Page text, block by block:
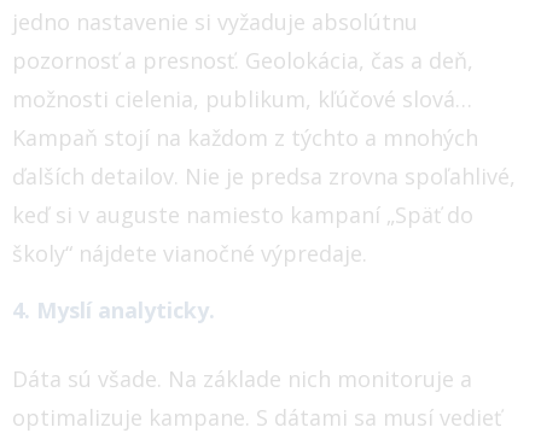
jedno nastavenie si vyžaduje absolútnu
pozornosť a presnosť. Geolokácia, čas a deň,
možnosti cielenia, publikum, kľúčové slová…
Kampaň stojí na každom z týchto a mnohých
ďalších detailov. Nie je predsa zrovna spoľahlivé,
keď si v auguste namiesto kampaní „Späť do
školy“ nájdete vianočné výpredaje.
4. Myslí analyticky.
Dáta sú všade. Na základe nich monitoruje a
optimalizuje kampane. S dátami sa musí vedieť